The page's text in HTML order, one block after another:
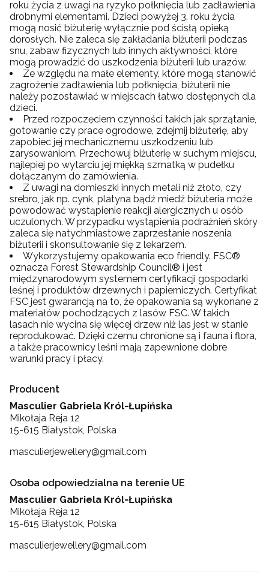
roku życia z uwagi na ryzyko połknięcia lub zadławienia
drobnymi elementami. Dzieci powyżej 3. roku życia
mogą nosić biżuterię wyłącznie pod ścisłą opieką
dorosłych. Nie zaleca się zakładania biżuterii podczas
snu, zabaw fizycznych lub innych aktywności, które
mogą prowadzić do uszkodzenia biżuterii lub urazów.
Ze względu na małe elementy, które mogą stanowić
zagrożenie zadławienia lub połknięcia, biżuterii nie
należy pozostawiać w miejscach łatwo dostępnych dla
dzieci.
Przed rozpoczęciem czynności takich jak sprzątanie,
gotowanie czy prace ogrodowe, zdejmij biżuterię, aby
zapobiec jej mechanicznemu uszkodzeniu lub
zarysowaniom. Przechowuj biżuterię w suchym miejscu,
najlepiej po wytarciu jej miękką szmatką w pudełku
dołączanym do zamówienia.
Z uwagi na domieszki innych metali niż złoto, czy
srebro, jak np. cynk, platyna bądź miedź biżuteria może
powodować wystąpienie reakcji alergicznych u osób
uczulonych. W przypadku wystąpienia podrażnień skóry
zaleca się natychmiastowe zaprzestanie noszenia
biżuterii i skonsultowanie się z lekarzem.
Wykorzystujemy opakowania eco friendly. FSC®
oznacza Forest Stewardship Council® i jest
międzynarodowym systemem certyfikacji gospodarki
leśnej i produktów drzewnych i papierniczych. Certyfikat
FSC jest gwarancją na to, że opakowania są wykonane z
materiałów pochodzących z lasów FSC. W takich
lasach nie wycina się więcej drzew niż las jest w stanie
reprodukować. Dzięki czemu chronione są i fauna i flora,
a także pracownicy leśni mają zapewnione dobre
warunki pracy i płacy.
Producent
Masculier Gabriela Król-Łupińska
Mikołaja Reja 12
15-615 Białystok, Polska
masculierjewellery@gmail.com
Osoba odpowiedzialna na terenie UE
Masculier Gabriela Król-Łupińska
Mikołaja Reja 12
15-615 Białystok, Polska
masculierjewellery@gmail.com